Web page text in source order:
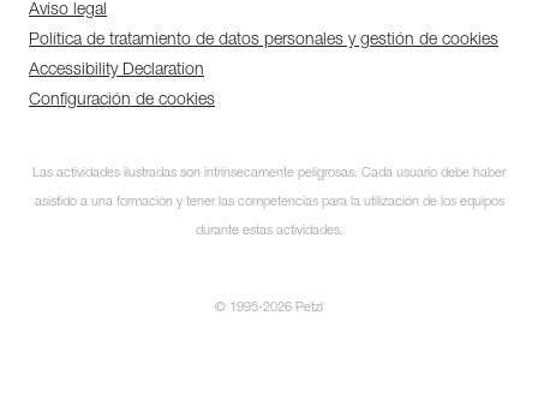
Aviso legal
Política de tratamiento de datos personales y gestión de cookies
Accessibility Declaration
Configuración de cookies
Las actividades ilustradas son intrínsecamente peligrosas. Cada usuario debe haber
asistido a una formación y tener las competencias para la utilización de los equipos
durante estas actividades.
© 1995-2026 Petzl